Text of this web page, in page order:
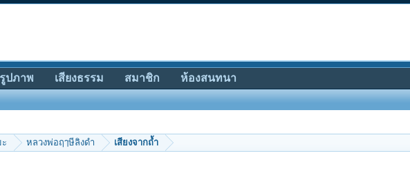
หลวงพ่อฤๅษีลิงดำ เสียงจากถ้ำ
รูปภาพ เสียงธรรม สมาชิก ห้องสนทนา